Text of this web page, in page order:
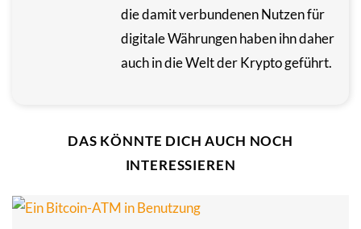
die damit verbundenen Nutzen für
digitale Währungen haben ihn daher
auch in die Welt der Krypto geführt.
DAS KÖNNTE DICH AUCH NOCH
INTERESSIEREN